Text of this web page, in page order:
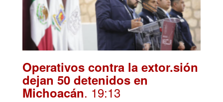
Operativos contra la extor.sión
dejan 50 detenidos en
Michoacán. 19:13